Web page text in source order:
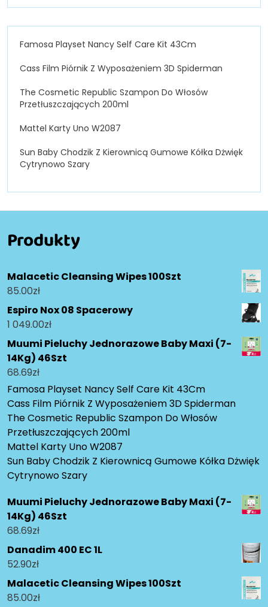
Famosa Playset Nancy Self Care Kit 43Cm
Cass Film Piórnik Z Wyposażeniem 3D Spiderman
The Cosmetic Republic Szampon Do Włosów
Przetłuszczających 200ml
Mattel Karty Uno W2087
Sun Baby Chodzik Z Kierownicą Gumowe Kółka Dżwięk
Cytrynowo Szary
Produkty
Malacetic Cleansing Wipes 100Szt
85.00zł
Espiro Nox 08 Spacerowy
1 049.00zł
Muumi Pieluchy Jednorazowe Baby Maxi (7-
14Kg) 46Szt
68.69zł
Famosa Playset Nancy Self Care Kit 43Cm
Cass Film Piórnik Z Wyposażeniem 3D Spiderman
The Cosmetic Republic Szampon Do Włosów
Przetłuszczających 200ml
Mattel Karty Uno W2087
Sun Baby Chodzik Z Kierownicą Gumowe Kółka Dżwięk
Cytrynowo Szary
Muumi Pieluchy Jednorazowe Baby Maxi (7-
14Kg) 46Szt
68.69zł
Danadim 400 EC 1L
52.90zł
Malacetic Cleansing Wipes 100Szt
85.00zł